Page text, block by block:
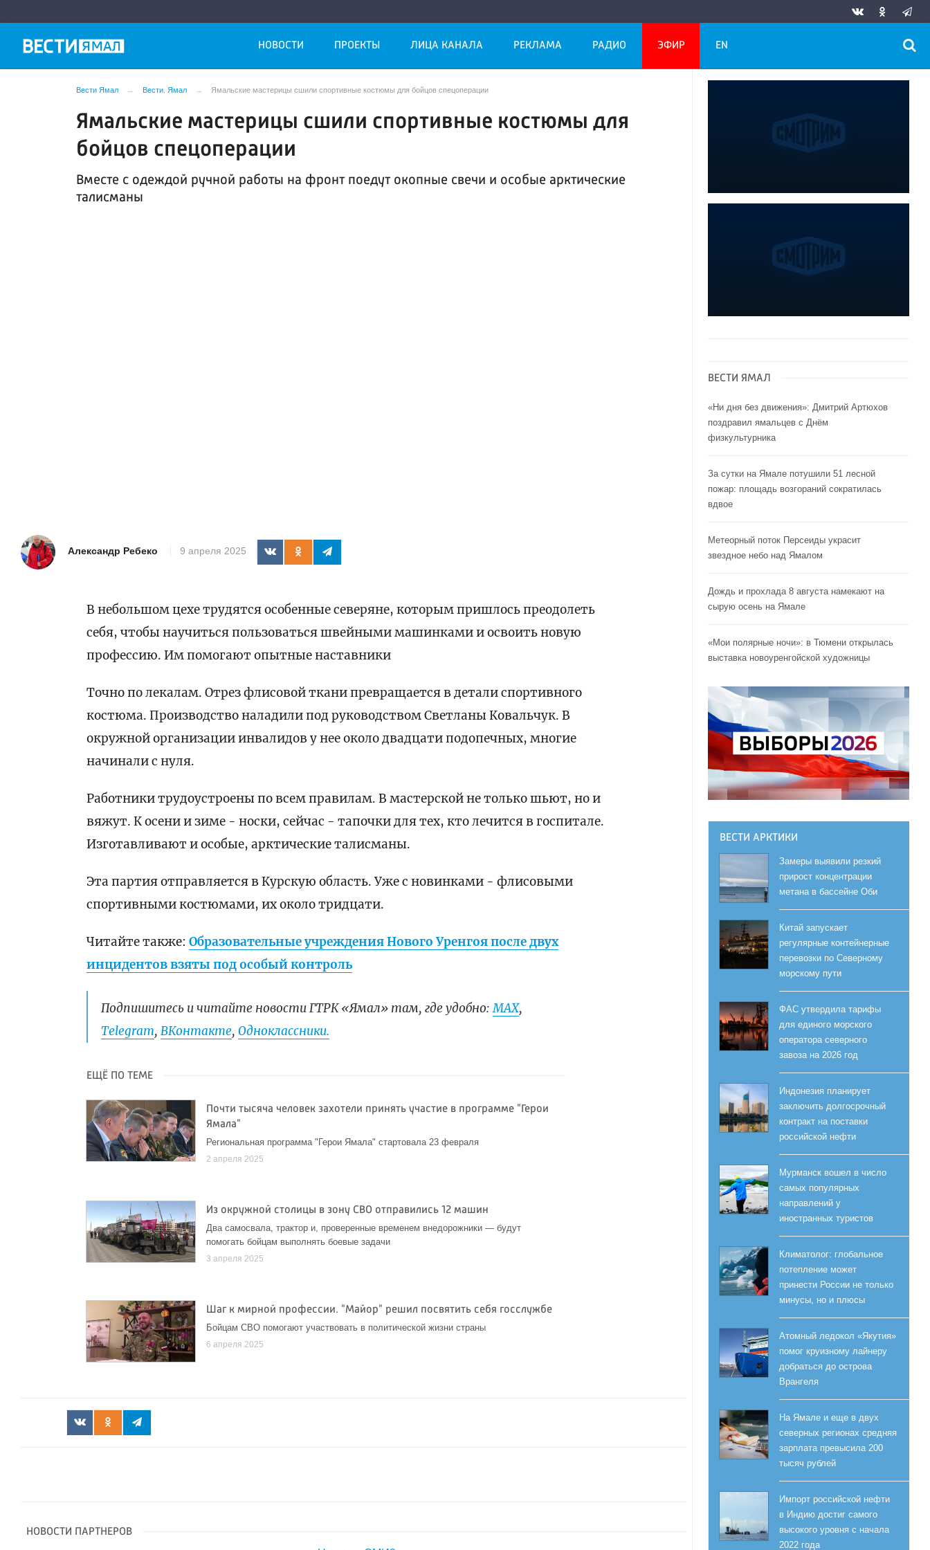
НОВОСТИ ПРОЕКТЫ ЛИЦА КАНАЛА РЕКЛАМА РАДИО ЭФИР EN
Вести Ямал Вести. Ямал Ямальские мастерицы сшили спортивные костюмы для бойцов спецоперации
Ямальские мастерицы сшили спортивные костюмы для
бойцов спецоперации
Вместе с одеждой ручной работы на фронт поедут окопные свечи и особые арктические
талисманы
Александр Ребеко 9 апреля 2025
В небольшом цехе трудятся особенные северяне, которым пришлось преодолеть
себя, чтобы научиться пользоваться швейными машинками и освоить новую
профессию. Им помогают опытные наставники
Точно по лекалам. Отрез флисовой ткани превращается в детали спортивного
костюма. Производство наладили под руководством Светланы Ковальчук. В
окружной организации инвалидов у нее около двадцати подопечных, многие
начинали с нуля.
Работники трудоустроены по всем правилам. В мастерской не только шьют, но и
вяжут. К осени и зиме - носки, сейчас - тапочки для тех, кто лечится в госпитале.
Изготавливают и особые, арктические талисманы.
Эта партия отправляется в Курскую область. Уже с новинками - флисовыми
спортивными костюмами, их около тридцати.
Читайте также:Образовательные учреждения Нового Уренгоя после двух
инцидентов взяты под особый контроль
Подпишитесь и читайте новости ГТРК «Ямал» там, где удобно:МАХ,
Telegram,ВКонтакте,Одноклассники.
ЕЩЁ ПО ТЕМЕ
Почти тысяча человек захотели принять участие в программе "Герои
Ямала"
Региональная программа "Герои Ямала" стартовала 23 февраля
2 апреля 2025
Из окружной столицы в зону СВО отправились 12 машин
Два самосвала, трактор и, проверенные временем внедорожники — будут
помогать бойцам выполнять боевые задачи
3 апреля 2025
Шаг к мирной профессии. "Майор" решил посвятить себя госслужбе
Бойцам СВО помогают участвовать в политической жизни страны
6 апреля 2025
НОВОСТИ ПАРТНЕРОВ
ВЕСТИ ЯМАЛ
«Ни дня без движения»: Дмитрий Артюхов
поздравил ямальцев с Днём
физкультурника
За сутки на Ямале потушили 51 лесной
пожар: площадь возгораний сократилась
вдвое
Метеорный поток Персеиды украсит
звездное небо над Ямалом
Дождь и прохлада 8 августа намекают на
сырую осень на Ямале
«Мои полярные ночи»: в Тюмени открылась
выставка новоуренгойской художницы
ВЕСТИ АРКТИКИ
Замеры выявили резкий
прирост концентрации
метана в бассейне Оби
Китай запускает
регулярные контейнерные
перевозки по Северному
морскому пути
ФАС утвердила тарифы
для единого морского
оператора северного
завоза на 2026 год
Индонезия планирует
заключить долгосрочный
контракт на поставки
российской нефти
Мурманск вошел в число
самых популярных
направлений у
иностранных туристов
Климатолог: глобальное
потепление может
принести России не только
минусы, но и плюсы
Атомный ледокол «Якутия»
помог круизному лайнеру
добраться до острова
Врангеля
На Ямале и еще в двух
северных регионах средняя
зарплата превысила 200
тысяч рублей
Импорт российской нефти
в Индию достиг самого
высокого уровня с начала
2022 года